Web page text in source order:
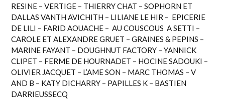
RESINE –VERTIGE – THIERRY CHAT – SOPHORN ET
DALLAS VANTH AVICHITH – LILIANE LE HIR – EPICERIE
DE LILI – FARID AOUACHE – AU COUSCOUS A SETTI –
CAROLE ET ALEXANDRE GRUET –GRAINES & PEPINS –
MARINE FAYANT – DOUGHNUT FACTORY – YANNICK
CLIPET – FERME DE HOURNADET – HOCINE SADOUKI –
OLIVIER JACQUET – L’AME SON – MARC THOMAS –V
AND B – KATY DICHARRY – PAPILLES K – BASTIEN
DARRIEUSSECQ